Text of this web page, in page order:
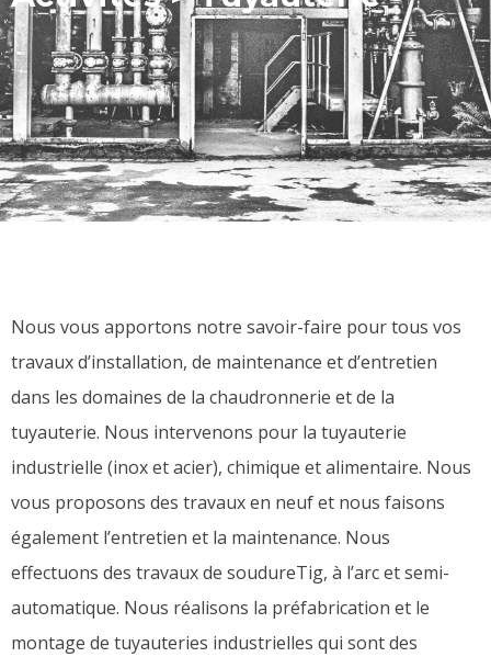
Nous vous apportons notre savoir-faire pour tous vos
travaux d’installation, de maintenance et d’entretien
dans les domaines de la chaudronnerie et de la
tuyauterie. Nous intervenons pour la tuyauterie
industrielle (inox et acier), chimique et alimentaire. Nous
vous proposons des travaux en neuf et nous faisons
également l’entretien et la maintenance. Nous
effectuons des travaux de soudureTig, à l’arc et semi-
automatique. Nous réalisons la préfabrication et le
montage de tuyauteries industrielles qui sont des